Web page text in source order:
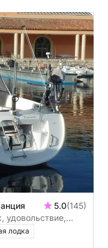
5.0(145)
удовольствие,
лодка